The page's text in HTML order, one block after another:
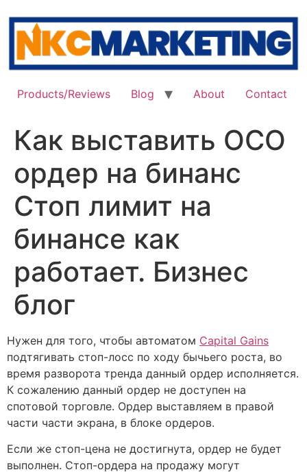
content
Products/Reviews Blog About Contact
Как выставить ОСО
ордер на бинанс
Стоп лимит на
бинансе как
работает. Бизнес
блог
Нужен для того, чтобы автоматом Capital Gains
подтягивать стоп-лосс по ходу бычьего роста, во
время разворота тренда данный ордер исполняется.
К сожалению данный ордер не доступен на
спотовой торговле. Ордер выставляем в правой
части части экрана, в блоке ордеров.
Если же стоп-цена не достигнута, ордер не будет
выполнен. Стоп-ордера на продажу могут